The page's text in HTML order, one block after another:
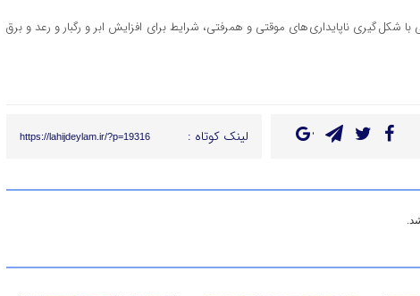
گیری ناپایداری های موقتی و همرفتی، شرایط برای افزایش ابر و رگبار و رعد و برق
لینک کوتاه : https://lahijdeylam.ir/?p=19316